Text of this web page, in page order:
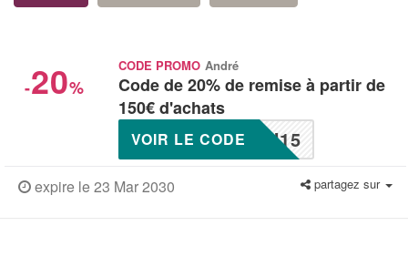
-20%
CODE PROMO André
Code de 20% de remise à partir de
150€ d'achats
H15
VOIR LE CODE
expire le 23 Mar 2030 partagez sur